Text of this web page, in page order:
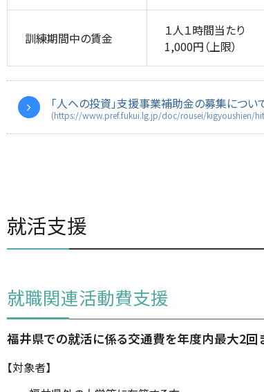
訓練期間中の賃金
１人１時間当たり
1,000円（上限）
「人への投資」支援事業補助金の募集につい
(https://www.pref.fukui.lg.jp/doc/rousei/kigyoushien/
就活支援
就職関連活動費支援
福井県での就活に係る交通費を年度内最大2回
【対象者】